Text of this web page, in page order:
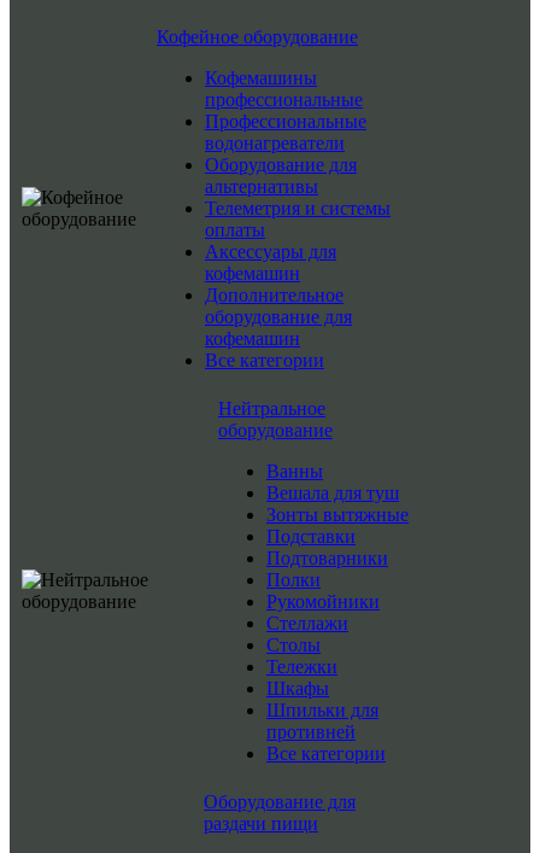
Кофейное оборудование
Кофемашины
профессиональные
Профессиональные
водонагреватели
Оборудование для
альтернативы
Телеметрия и системы
оплаты
Аксессуары для
кофемашин
Дополнительное
оборудование для
кофемашин
Все категории
Нейтральное
оборудование
Ванны
Вешала для туш
Зонты вытяжные
Подставки
Подтоварники
Полки
Рукомойники
Стеллажи
Столы
Тележки
Шкафы
Шпильки для
противней
Все категории
Оборудование для
раздачи пищи